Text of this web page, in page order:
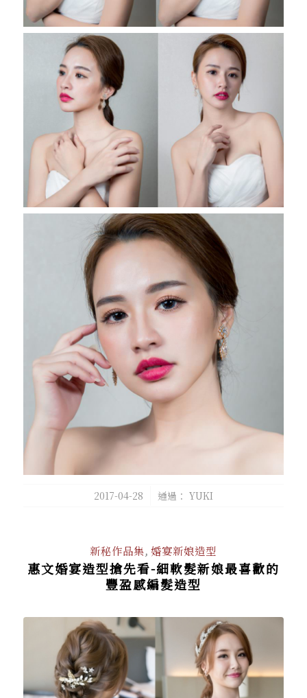
2017-04-28
/ 通過： YUKI
新秘作品集,婚宴新娘造型
惠文婚宴造型搶先看-細軟髮新娘最喜歡的
豐盈感編髮造型